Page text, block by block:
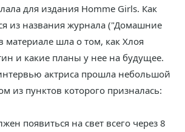
для издания Homme Girls. Как
из названия журнала ("Домашние
материале шла о том, как Хлоя
и какие планы у нее на будущее.
актриса прошла небольшой
из пунктов которого призналась:
появиться на свет всего через 8